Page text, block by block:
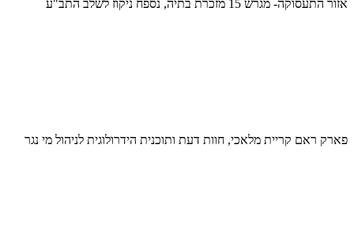
אזור התעסוקה- מגרש 15 מזכרת בתיה, נספח ניקוז לשלב התב"ע
פארק ראם קריית מלאכי, חוות דעת ותוכנית הידרולוגית לניהול מי נגר